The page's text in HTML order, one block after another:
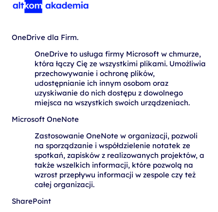
OneDrive dla Firm.
OneDrive to usługa firmy Microsoft w chmurze,
która łączy Cię ze wszystkimi plikami. Umożliwia
przechowywanie i ochronę plików,
udostępnianie ich innym osobom oraz
uzyskiwanie do nich dostępu z dowolnego
miejsca na wszystkich swoich urządzeniach.
Microsoft OneNote
Zastosowanie OneNote w organizacji, pozwoli
na sporządzanie i współdzielenie notatek ze
spotkań, zapisków z realizowanych projektów, a
także wszelkich informacji, które pozwolą na
wzrost przepływu informacji w zespole czy też
całej organizacji.
SharePoint